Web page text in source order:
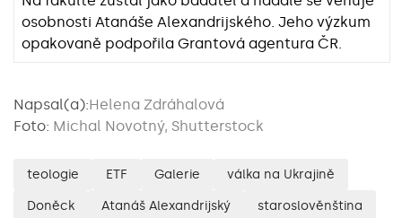
osobnosti Atanáše Alexandrijského. Jeho výzkum
opakovaně podpořila Grantová agentura ČR.
Napsal(a):Helena Zdráhalová
Foto: Michal Novotný, Shutterstock
teologie ETF Galerie válka na Ukrajině
Doněck Atanáš Alexandrijský staroslověnština